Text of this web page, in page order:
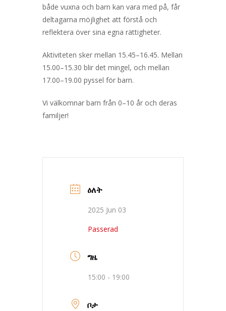
både vuxna och barn kan vara med på, får
deltagarna möjlighet att förstå och
reflektera över sina egna rättigheter.
Aktiviteten sker mellan 15.45–16.45. Mellan
15.00–15.30 blir det mingel, och mellan
17.00–19.00 pyssel för barn.
Vi välkomnar barn från 0–10 år och deras
familjer!
ዕለት
2025 Jun 03
Passerad
ግዜ
15:00 - 19:00
ቦታ